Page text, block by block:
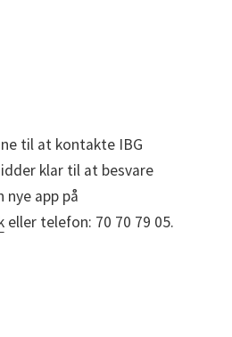
til at kontakte IBG
klar til at besvare
nye app på
eller telefon: 70 70 79 05.